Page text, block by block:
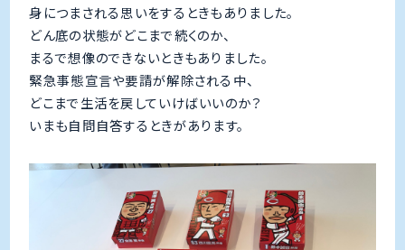
身につまされる思いをするときもありました。
どん底の状態がどこまで続くのか、
まるで想像のできないときもありました。
緊急事態宣言や要請が解除される中、
どこまで生活を戻していけばいいのか？
いまも自問自答するときがあります。